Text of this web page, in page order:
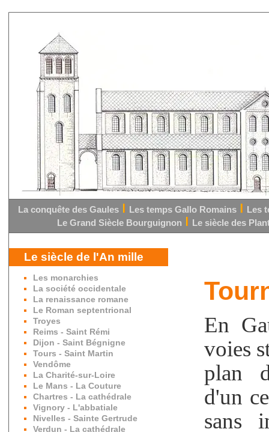
La conquête des Gaules Les temps Gallo Romains
Les
Le Grand Siècle Bourguignon
Le siècle des
Le siècle de l'An mille
Les monarchies
La société occidentale
La renaissance romane
Le Roman septentrional
Troyes
Reims - Saint Rémi
Dijon - Saint Bégnigne
Tours - Saint Martin
Vendôme
La Charité-sur-Loire
Le Mans - La Couture
Chartres - La cathédrale
Vignory - L'abbatiale
Nivelles - Sainte Gertrude
Verdun - La cathédrale
En
voies
plan
d'un
sans